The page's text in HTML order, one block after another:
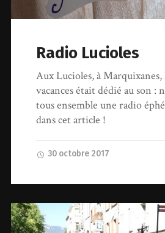
Radio Lucioles
Aux Lucioles, à Marquixanes,
vacances était dédié au son :
tous ensemble une radio
dans cet article !
30 octobre 2017